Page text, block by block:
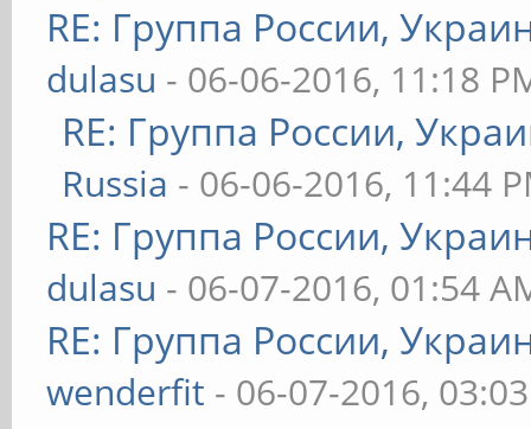
RE: Группа России,
dulasu - 06-06-2016, 11:18
RE: Группа России,
Russia - 06-06-2016, 11:44
RE: Группа России,
dulasu - 06-07-2016, 01:54
RE: Группа России,
wenderfit - 06-07-2016,